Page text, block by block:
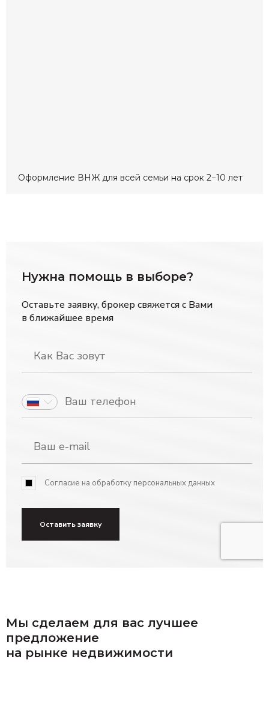
Оформление ВНЖ для всей семьи на срок 2−10 лет
Нужна помощь в выборе?
Оставьте заявку, брокер свяжется с Вами
в ближайшее время
Согласие на обработку персональных данных
Оставить заявку
Мы сделаем для вас лучшее
предложение
на рынке недвижимости